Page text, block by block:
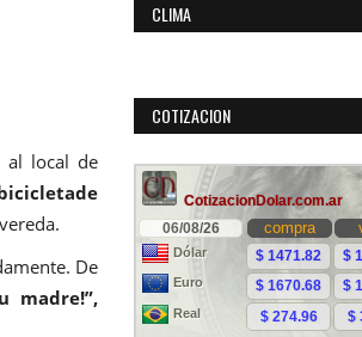
al local de
De
madre!”,
CLIMA
COTIZACION